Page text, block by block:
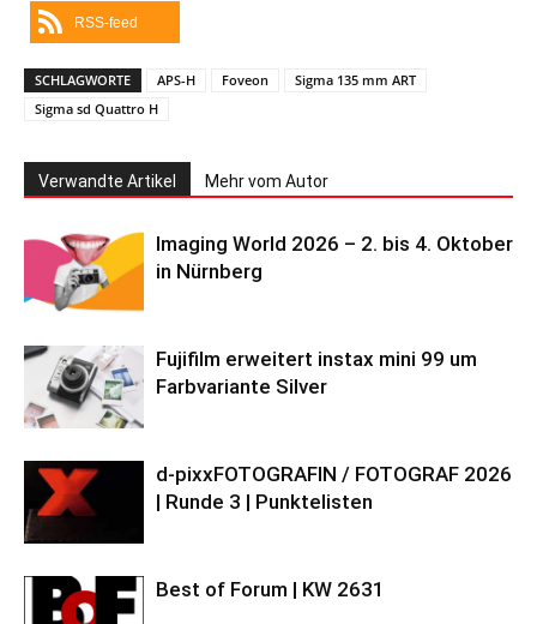
RSS-feed
SCHLAGWORTE APS-H Foveon
Sigma 135 mm ART
Sigma sd Quattro H
Verwandte Artikel Mehr vom Autor
Imaging World 2026 – 2. bis 4. Oktober
in Nürnberg
Fujifilm erweitert instax mini 99 um
Farbvariante Silver
d-pixxFOTOGRAFIN / FOTOGRAF 2026
| Runde 3 | Punktelisten
Best of Forum | KW 2631